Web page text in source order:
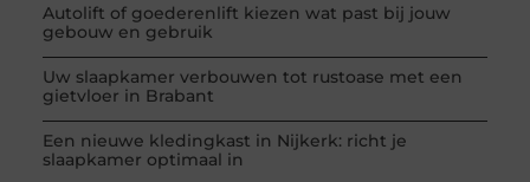
Autolift of goederenlift kiezen wat past bij jouw
gebouw en gebruik
Uw slaapkamer verbouwen tot rustoase met een
gietvloer in Brabant
Een nieuwe kledingkast in Nijkerk: richt je
slaapkamer optimaal in